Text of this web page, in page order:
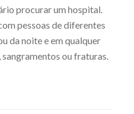
procurar um hospital.
pessoas de diferentes
da noite e em qualquer
ou fraturas.